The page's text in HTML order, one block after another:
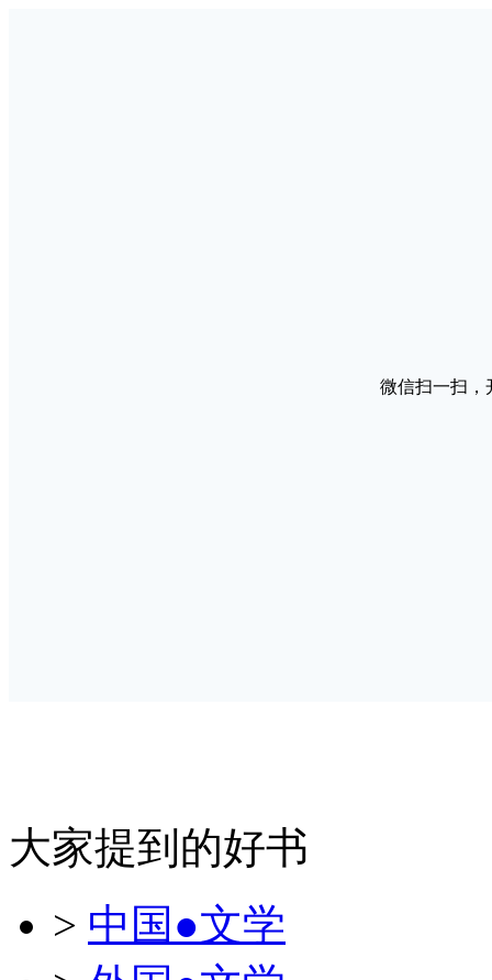
微信扫一扫，
大家提到的好书
> 中国●文学